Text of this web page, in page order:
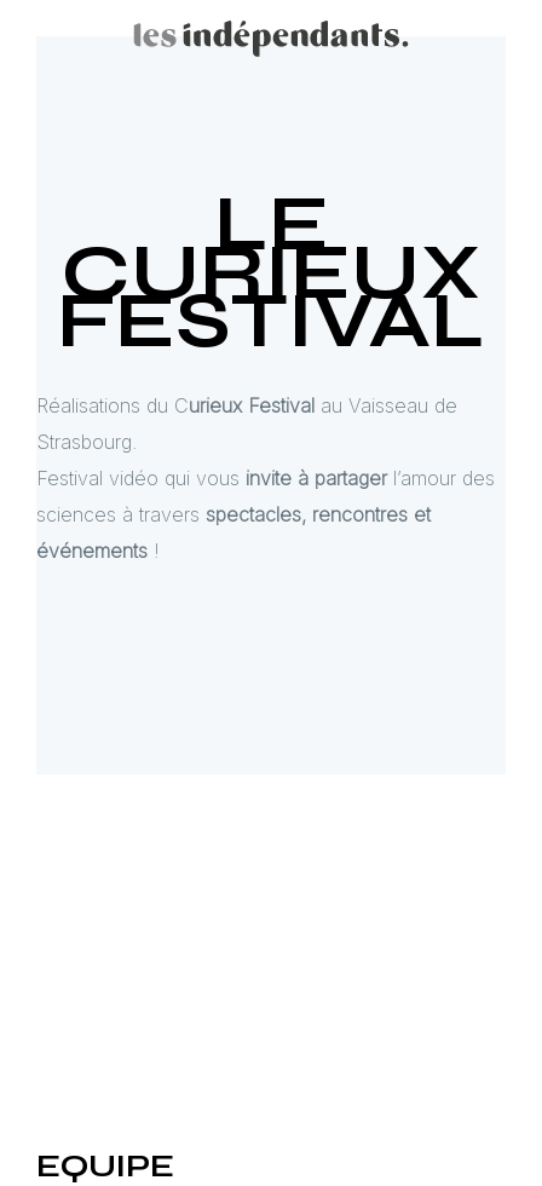
LE
CURIEUX
FESTIVAL
Réalisations du Curieux Festival au Vaisseau de
Strasbourg.
Festival vidéo qui vous invite à partagerl’amour des
sciences à travers spectacles, rencontres et
événements !
EQUIPE